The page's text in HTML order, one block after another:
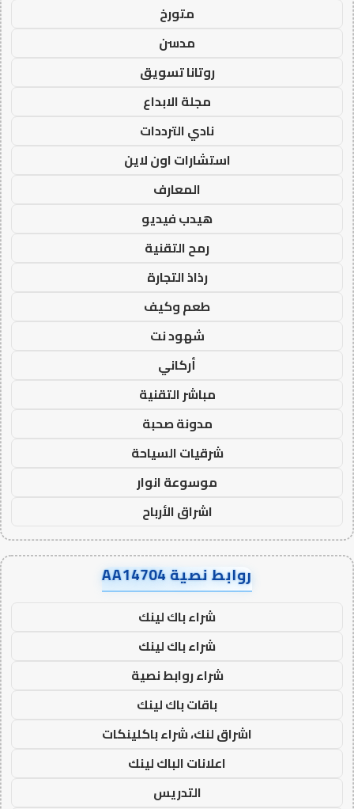
متورخ
مدسن
روتانا تسويق
مجلة الابداع
نادي الترددات
استشارات اون لاين
المعارف
هيدب فيديو
رمح التقنية
رذاذ التجارة
طعم وكيف
شهود نت
أركاني
مباشر التقنية
مدونة صحبة
شرقيات السياحة
موسوعة انوار
اشراق الأرباح
روابط نصية AA14704
شراء باك لينك
شراء باك لينك
شراء روابط نصية
باقات باك لينك
اشراق لنك، شراء باكلينكات
اعلانات الباك لينك
التدريس